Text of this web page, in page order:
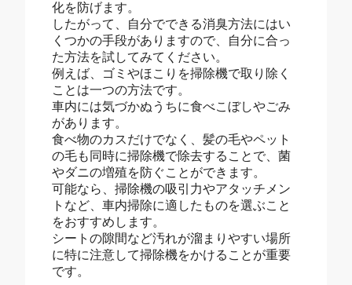
化を防げます。
したがって、自分でできる消臭方法にはい
くつかの手段がありますので、自分に合っ
た方法を試してみてください。
例えば、ゴミやほこりを掃除機で取り除く
ことは一つの方法です。
車内には気づかぬうちに食べこぼしやごみ
があります。
食べ物のカスだけでなく、髪の毛やペット
の毛も同時に掃除機で除去することで、菌
やダニの増殖を防ぐことができます。
可能なら、掃除機の吸引力やアタッチメン
トなど、車内掃除に適したものを選ぶこと
をおすすめします。
シートの隙間など汚れが溜まりやすい場所
に特に注意して掃除機をかけることが重要
です。